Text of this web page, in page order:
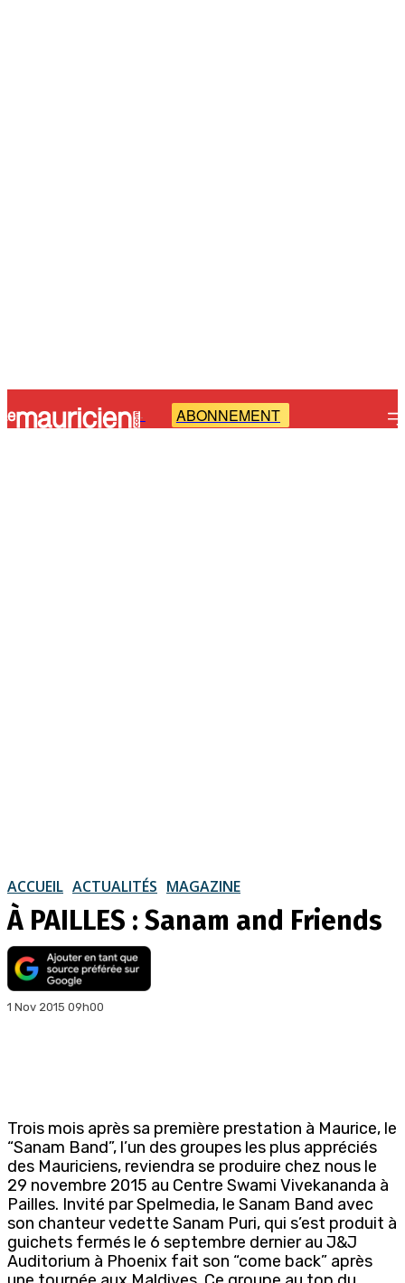
- ABONNEMENT
ACCUEIL ACTUALITÉS MAGAZINE
À PAILLES : Sanam and Friends
1 Nov 2015 09h00
Trois mois après sa première prestation à Maurice, le
“Sanam Band”, l’un des groupes les plus appréciés
des Mauriciens, reviendra se produire chez nous le
29 novembre 2015 au Centre Swami Vivekananda à
Pailles. Invité par Spelmedia, le Sanam Band avec
son chanteur vedette Sanam Puri, qui s’est produit à
guichets fermés le 6 septembre dernier au J&J
Auditorium à Phoenix fait son “come back” après